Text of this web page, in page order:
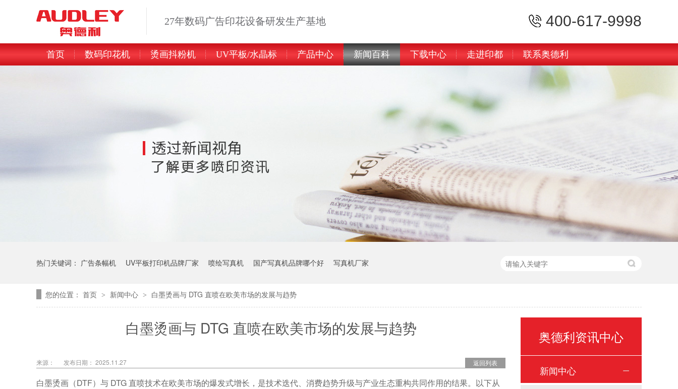
27年数码广告印花设备研发生产基地 400-617-9998
首页 数码印花机 烫画抖粉机 UV平板/水晶标 产品中心 新闻百科 下载中心 走进印都 联系奥德利
热门关键词： 广告条幅机 UV平板打印机品牌厂家 喷绘写真机 国产写真机品牌哪个好 写真机厂家
您的位置： 首页 > 新闻中心 > 白墨烫画与 DTG 直喷在欧美市场的发展与趋势
白墨烫画与 DTG 直喷在欧美市场的发展与趋势
返回列表
来源： 发布日期： 2025.11.27
白墨烫画（DTF）与 DTG 直喷技术在欧美市场的爆发式增长，是技术迭代、消费趋势升级与产业生态重构共同作用的结果。以下从
奥德利资讯中心
新闻中心